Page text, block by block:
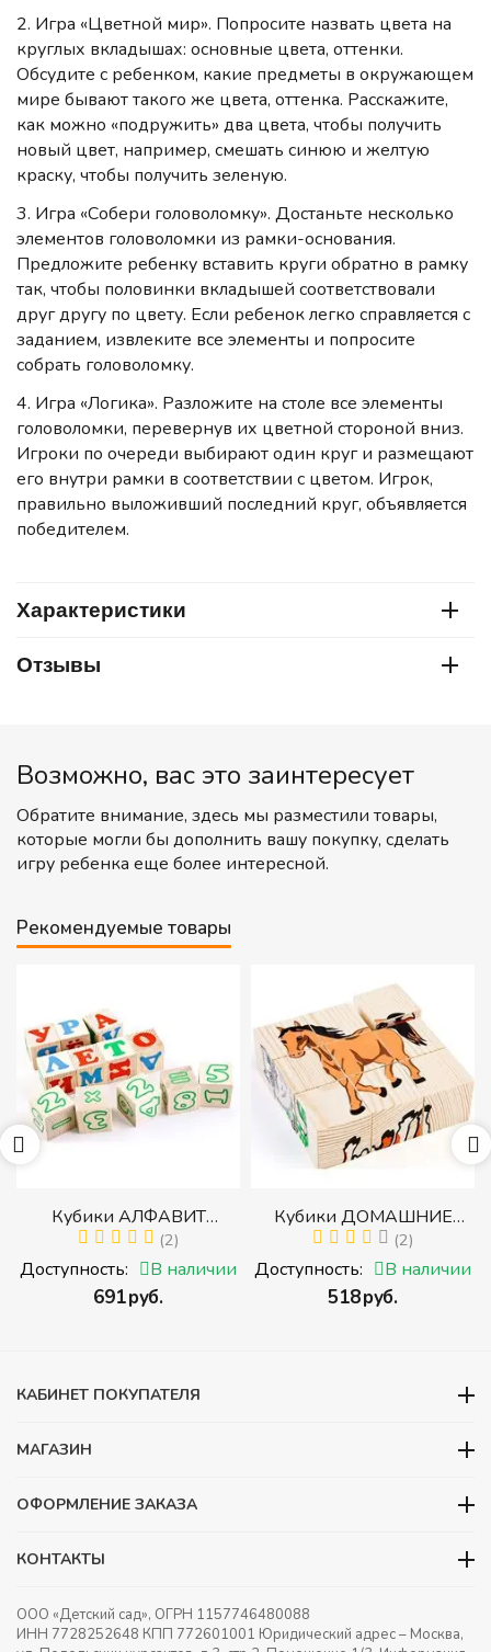
2. Игра «Цветной мир». Попросите назвать цвета на
круглых вкладышах: основные цвета, оттенки.
Обсудите с ребенком, какие предметы в окружающем
мире бывают такого же цвета, оттенка. Расскажите,
как можно «подружить» два цвета, чтобы получить
новый цвет, например, смешать синюю и желтую
краску, чтобы получить зеленую.
3. Игра «Собери головоломку». Достаньте несколько
элементов головоломки из рамки-основания.
Предложите ребенку вставить круги обратно в рамку
так, чтобы половинки вкладышей соответствовали
друг другу по цвету. Если ребенок легко справляется с
заданием, извлеките все элементы и попросите
собрать головоломку.
4. Игра «Логика». Разложите на столе все элементы
головоломки, перевернув их цветной стороной вниз.
Игроки по очереди выбирают один круг и размещают
его внутри рамки в соответствии с цветом. Игрок,
правильно выложивший последний круг, объявляется
победителем.
Характеристики
Отзывы
Возможно, вас это заинтересует
Обратите внимание, здесь мы разместили товары,
которые могли бы дополнить вашу покупку, сделать
игру ребенка еще более интересной.
Рекомендуемые товары
Кубики АЛФАВИТ
РУССКИЙ С ЦИФРАМИ
(Томик) (Набор кубиков с
буквами, цифрами,
математическими знаками
(2)
Доступность: В наличии
‍691‍руб.
Кубики ДОМАШНИЕ
ЖИВОТНЫЕ (Томик)
(Набор кубиков
разрезных (складных))
(2)
Доступность: В наличии
‍518‍руб.
КАБИНЕТ ПОКУПАТЕЛЯ
МАГАЗИН
ОФОРМЛЕНИЕ ЗАКАЗА
КОНТАКТЫ
ООО «Детский сад», ОГРН 1157746480088
ИНН 7728252648 КПП 772601001 Юридический адрес – Москва,